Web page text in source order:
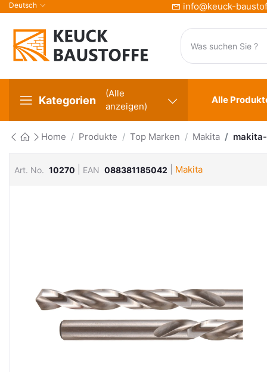
Deutsch info@keuck-
Kategorien
(Alle
anzeigen)
Alle
Home Produkte Top Marken Makita
Art. No. 10270 EAN 088381185042 Makita